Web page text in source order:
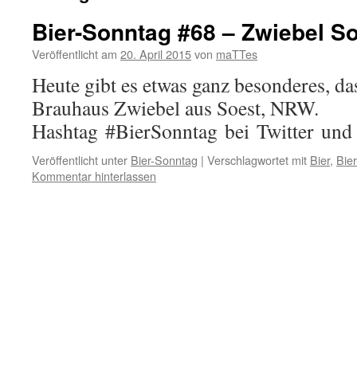
Bier-Sonntag #68 – Zwiebel
Veröffentlicht am 20. April 2015von maTTes
Heute gibt es etwas ganz besonderes,
Brauhaus Zwiebel aus Soest, NRW.
Hashtag #BierSonntag bei Twitter
Veröffentlicht unter Bier-Sonntag | Verschlagwortet mit Bier,
Kommentar hinterlassen